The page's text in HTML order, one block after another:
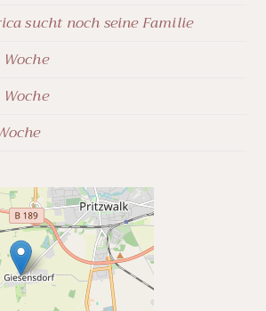
sucht noch seine Familie